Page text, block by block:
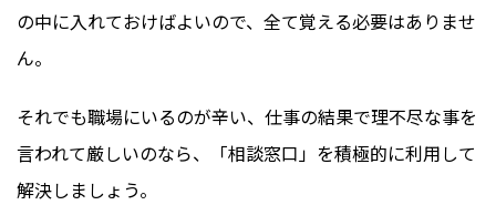
の中に入れておけばよいので、全て覚える必要はありませ
ん。
それでも職場にいるのが辛い、仕事の結果で理不尽な事を
言われて厳しいのなら、「相談窓口」を積極的に利用して
解決しましょう。